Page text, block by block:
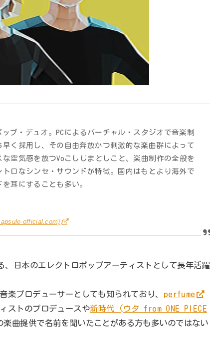
プ・デュオ。PCによるバーチャル・スタジオで音楽制
く採用し、その自由奔放かつ刺激的な楽曲群によって
空気感を放つVoこしじまとしこと、楽曲制作の全般を
ロなシンセ・サウンドが特徴。国内はもとより海外で
耳にすることも多い。
official.com)
、日本のエレクトロポップアーティストとして長年活躍
楽プロデューサーとしても知られており、 perfume
ストのプロデュースや新時代 (ウタ from ONE PIECE
楽曲提供で名前を聞いたことがある方も多いのではない